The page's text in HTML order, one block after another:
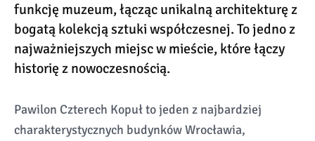
funkcję muzeum, łącząc unikalną architekturę z
bogatą kolekcją sztuki współczesnej. To jedno z
najważniejszych miejsc w mieście, które łączy
historię z nowoczesnością.
Pawilon Czterech Kopuł to jeden z najbardziej
charakterystycznych budynków Wrocławia,